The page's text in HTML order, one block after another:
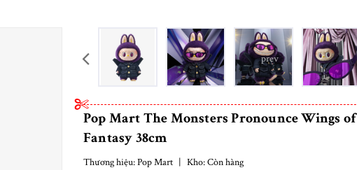
prev
Pop Mart The Monsters Pronounce Wings of
Fantasy 38cm
Thương hiệu:Pop Mart | Kho:Còn hàng